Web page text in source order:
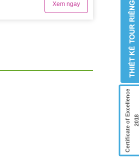
Xem ngay
Certificate of Excellence 2018